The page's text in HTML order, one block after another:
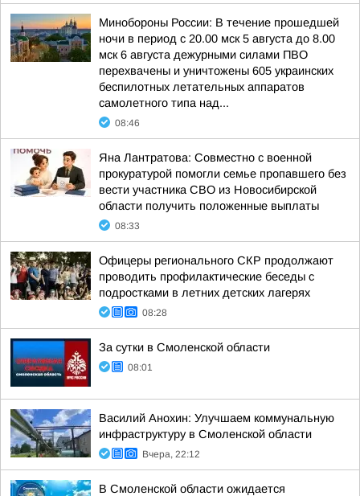
Минобороны России: В течение прошедшей
ночи в период с 20.00 мск 5 августа до 8.00
мск 6 августа дежурными силами ПВО
перехвачены и уничтожены 605 украинских
беспилотных летательных аппаратов
самолетного типа над...
08:46
Яна Лантратова: Совместно с военной
прокуратурой помогли семье пропавшего без
вести участника СВО из Новосибирской
области получить положенные выплаты
08:33
Офицеры регионального СКР продолжают
проводить профилактические беседы с
подростками в летних детских лагерях
08:28
За сутки в Смоленской области
08:01
Василий Анохин: Улучшаем коммунальную
инфраструктуру в Смоленской области
Вчера, 22:12
В Смоленской области ожидается